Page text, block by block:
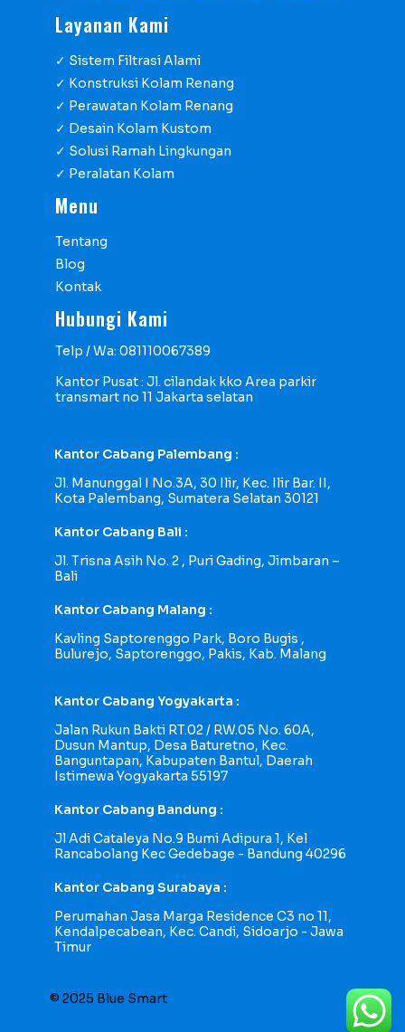
Layanan Kami
✓ Sistem Filtrasi Alami
✓ Konstruksi Kolam Renang
✓ Perawatan Kolam Renang
✓ Desain Kolam Kustom
✓ Solusi Ramah Lingkungan
✓ Peralatan Kolam
Menu
Tentang
Blog
Kontak
Hubungi Kami
Telp / Wa: 081110067389
Kantor Pusat : Jl. cilandak kko Area parkir
transmart no 11 Jakarta selatan
Kantor Cabang Palembang :
Jl. Manunggal I No.3A, 30 Ilir, Kec. Ilir Bar. II,
Kota Palembang, Sumatera Selatan 30121
Kantor Cabang Bali :
Jl. Trisna Asih No. 2 , Puri Gading, Jimbaran –
Bali
Kantor Cabang Malang :
Kavling Saptorenggo Park, Boro Bugis ,
Bulurejo, Saptorenggo, Pakis, Kab. Malang
Kantor Cabang Yogyakarta :
Jalan Rukun Bakti RT.02 / RW.05 No. 60A,
Dusun Mantup, Desa Baturetno, Kec.
Banguntapan, Kabupaten Bantul, Daerah
Istimewa Yogyakarta 55197
Kantor Cabang Bandung :
Jl Adi Cataleya No.9 Bumi Adipura 1, Kel
Rancabolang Kec Gedebage - Bandung 40296
Kantor Cabang Surabaya :
Perumahan Jasa Marga Residence C3 no 11,
Kendalpecabean, Kec. Candi, Sidoarjo - Jawa
Timur
© 2025 Blue Smart